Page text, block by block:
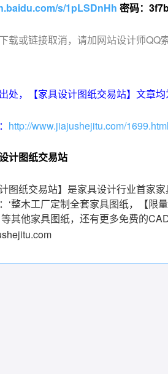
s/1pLSDnHh 密码：
载或链接取消，请加网站设计师QQ
处，【家具设计图纸交易站】文章
http://www.jiajushejitu.com/1699.html
计图纸交易站
图纸交易站】是家具设计行业首家
‘整木工厂定制全套家具图纸，【限
等其他家具图纸，还有更多免费的